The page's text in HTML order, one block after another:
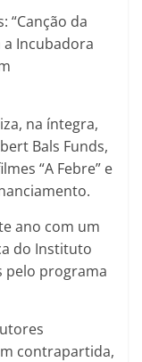
“Canção da
a Incubadora
na íntegra,
Bals Funds,
“A Febre” e
ano com um
do Instituto
pelo programa
contrapartida,